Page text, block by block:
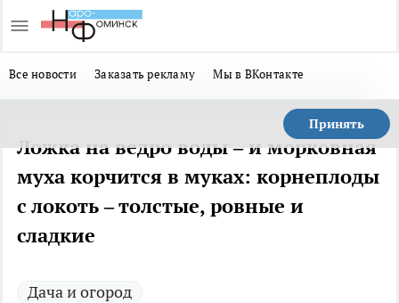
Все новости Заказать рекламу Мы в ВКонтакте
Принять
Ложка на ведро воды – и морковная
муха корчится в муках: корнеплоды
с локоть – толстые, ровные и
сладкие
Дача и огород